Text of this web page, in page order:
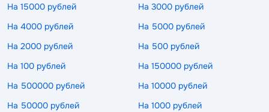
На 15000 рублей
На 3000 рублей
На 4000 рублей
На 5000 рублей
На 2000 рублей
На 500 рублей
На 100 рублей
На 150000 рублей
На 500000 рублей
На 10000 рублей
На 50000 рублей
На 1000 рублей